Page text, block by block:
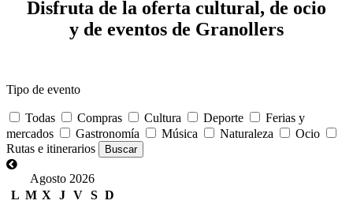
Disfruta de la oferta cultural, de ocio
y de eventos de Granollers
Tipo de evento
Todas Compras Cultura Deporte
Ferias y
mercados
Gastronomía Música Naturaleza
Ocio
Rutas e itinerarios
Agosto 2026
L M X J V S D